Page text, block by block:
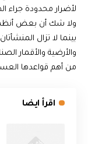
ولا شك أن بعض
بينما لا تزال
والأرضية والأقمار
من أهم قواعدها
اقرأ ايضا